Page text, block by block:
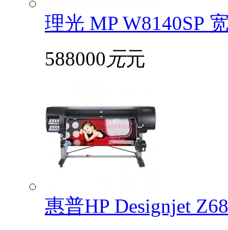
理光 MP W8140SP
588000 元元
惠普HP Designjet